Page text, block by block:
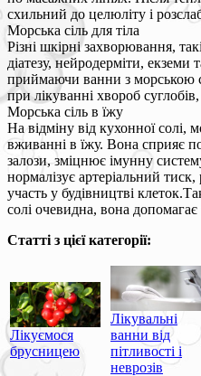
схильний до целюліту і
Морська сіль для тіла
Різні шкірні захворювання,
діатезу, нейродерміти, екземи
приймаючи ванни з морською
при лікуванні хвороб
Морська сіль в їжу
На відміну від кухонної солі,
вживанні в їжу. Вона сприяє
залози, зміцнює імунну
нормалізує артеріальний
участь у будівництві
солі очевидна, вона допомагає
Статті з цієї категорії:
Лікуємося
брусницею
Лікувальні
ванни від
пітливості і
неврозів